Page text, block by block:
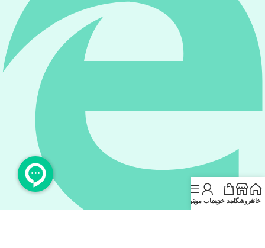
خانهفروشگاهسبد خریدحساب منمنو